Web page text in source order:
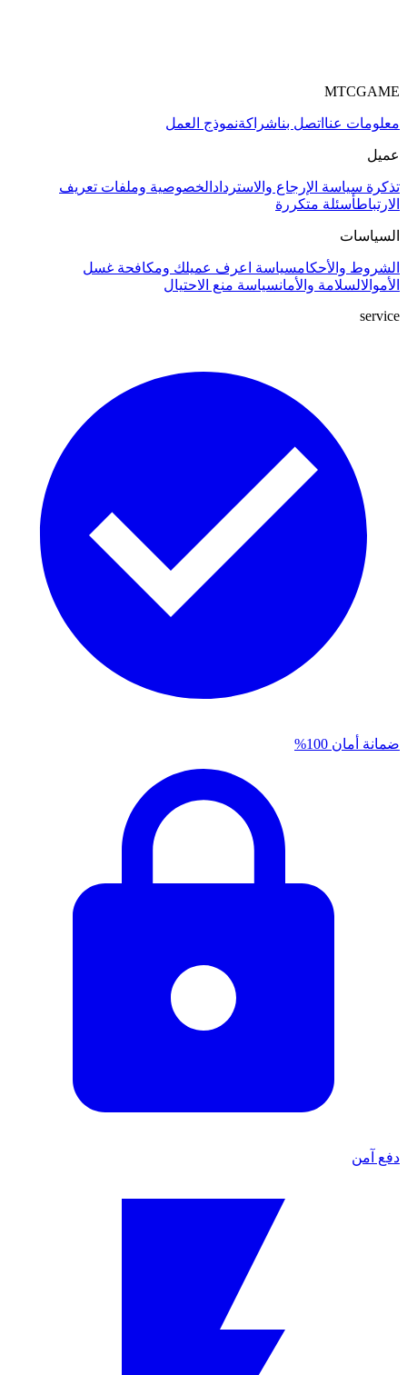
MTCGAME
معلومات عنا اتصل بناشراكةنموذج العمل
عميل
تذكرة سياسة الإرجاع والاسترداد الخصوصية وملفات تعريف
الارتباطأسئلة متكررة
السياسات
الشروط والأحكامسياسة اعرف عميلك ومكافحة غسل
الأموالالسلامة والأمانسياسة منع الاحتيال
service
ضمانة أمان 100%
دفع آمن